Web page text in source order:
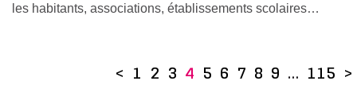
les habitants, associations, établissements scolaires…
< 1 2 3 4 5 6 7 8 9 … 115 >